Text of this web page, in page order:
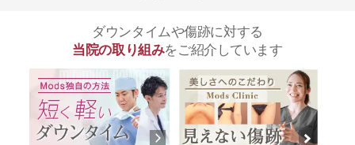
ダウンタイムや傷跡に対する
当院の取り組みをご紹介しています